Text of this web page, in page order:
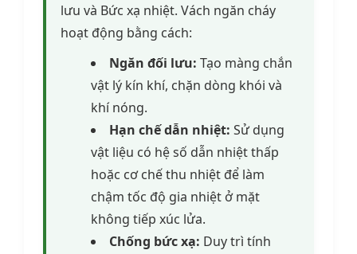
lưu và Bức xạ nhiệt. Vách ngăn cháy
hoạt động bằng cách:
Ngăn đối lưu: Tạo màng chắn
vật lý kín khí, chặn dòng khói và
khí nóng.
Hạn chế dẫn nhiệt: Sử dụng
vật liệu có hệ số dẫn nhiệt thấp
hoặc cơ chế thu nhiệt để làm
chậm tốc độ gia nhiệt ở mặt
không tiếp xúc lửa.
Chống bức xạ: Duy trì tính